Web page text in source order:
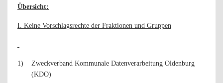
Übersicht:
I. Keine Vorschlagsrechte der Fraktionen und Gruppen
1)
Zweckverband Kommunale Datenverarbeitung Oldenburg
(KDO)